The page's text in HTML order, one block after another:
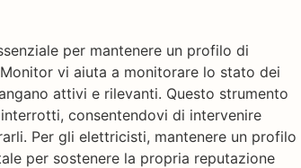
per mantenere un profilo di
vi aiuta a monitorare lo stato dei
attivi e rilevanti. Questo strumento
consentendovi di intervenire
Per gli elettricisti, mantenere un profilo
per sostenere la propria reputazione